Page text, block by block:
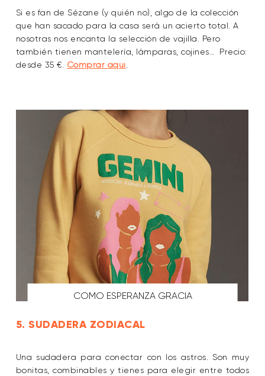
Si es fan de Sézane (y quién no), algo de la colección
que han sacado para la casa será un acierto total. A
nosotras nos encanta la selección de vajilla. Pero
también tienen mantelería, lámparas, cojines… Precio:
desde 35 €. Comprar aquí
COMO ESPERANZA GRACIA
5. SUDADERA ZODIACAL
Una sudadera para conectar con los astros. Son muy
bonitas, combinables y tienes para elegir entre todos